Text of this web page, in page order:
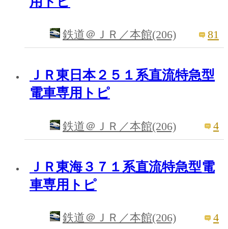
鉄道＠ＪＲ／本館(206) 81
ＪＲ東日本２５１系直流特急型
電車専用トピ
鉄道＠ＪＲ／本館(206) 4
ＪＲ東海３７１系直流特急型電
車専用トピ
鉄道＠ＪＲ／本館(206) 4